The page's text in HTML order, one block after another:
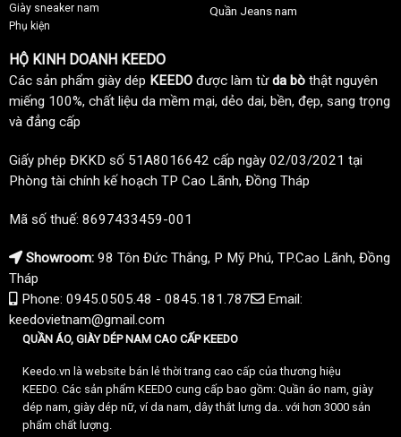
Giày sneaker nam
Phụ kiện
Quần Jeans nam
HỘ KINH DOANH KEEDO
Các sản phẩm giày dép KEEDO được làm từda bò thật nguyên
miếng 100%, chất liệu da mềm mại, dẻo dai, bền, đẹp, sang trọng
và đẳng cấp
Giấy phép ĐKKD số 51A8016642 cấp ngày 02/03/2021 tại
Phòng tài chính kế hoạch TP Cao Lãnh, Đồng Tháp
Mã số thuế: 8697433459-001
Showroom: 98 Tôn Đức Thắng, P Mỹ Phú, TP.Cao Lãnh, Đồng
Tháp
Phone: 0945.0505.48 - 0845.181.787
Email:
keedovietnam@gmail.com
QUẦN ÁO, GIÀY DÉP NAM CAO CẤP KEEDO
Keedo.vn là website bán lẻ thời trang cao cấp của thương hiệu
KEEDO. Các sản phẩm KEEDO cung cấp bao gồm: Quần áo nam, giày
dép nam, giày dép nữ, ví da nam, dây thắt lưng da.. với hơn 3000 sản
phẩm chất lượng.